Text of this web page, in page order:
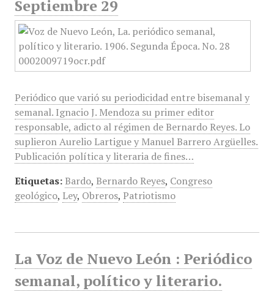
Septiembre 29
Periódico que varió su periodicidad entre bisemanal y
semanal. Ignacio J. Mendoza su primer editor
responsable, adicto al régimen de Bernardo Reyes. Lo
suplieron Aurelio Lartigue y Manuel Barrero Argüelles.
Publicación política y literaria de fines…
Etiquetas: Bardo, Bernardo Reyes, Congreso
geológico, Ley, Obreros, Patriotismo
La Voz de Nuevo León : Periódico
semanal, político y literario.